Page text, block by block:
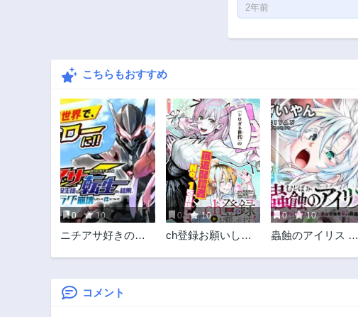
2年前
こちらもおすすめ
0 10
ニチアサ好きのオ
滅フラグが崩壊し
ていく件について
0 10
ch登録お願いしま
0 10
蟲蝕のアイリス ～
険者の蟲毒無双～
コメント